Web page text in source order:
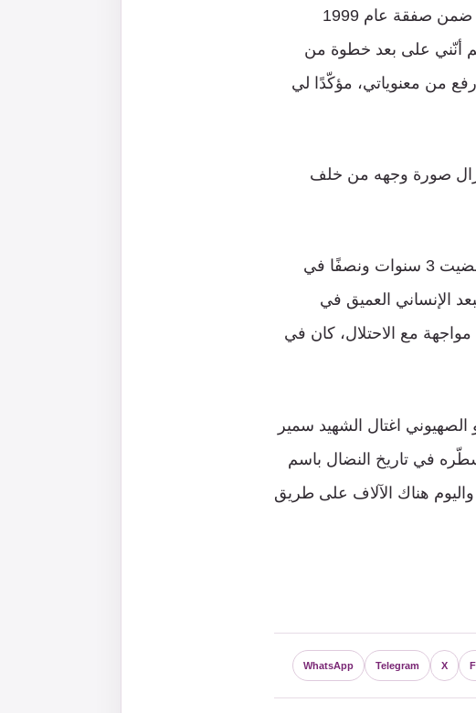
وعن مواقفه التي لا تنسى يستذكر “أبو كفاح” موقفًا بعد قرار الإفراج عنه ضمن صفقة عام 1999
أنّني على بعد خطوة من
من معنوياتي، مؤكّدًا لي
تزال صورة وجهه من خلف
وتطرق رفيق الشهيد القنطار الى واحدة من مراحل الأسر بالقول: “لقد أمضيت 3 سنوات ونصفًا في
الإنساني العميق في
مع الاحتلال، كان في
اغتال الشهيد سمير
سطّره في تاريخ النضال باسم
هناك الآلاف على طريق
X
Telegram
WhatsApp